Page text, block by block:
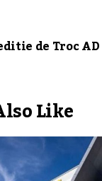
de Troc
Like